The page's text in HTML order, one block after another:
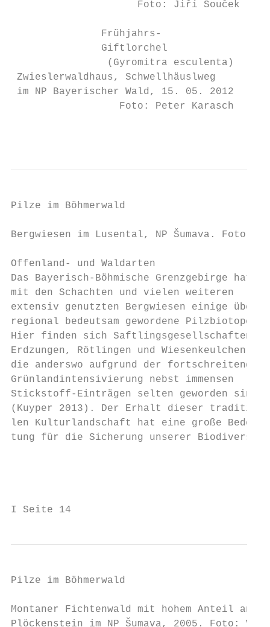
                     Foto: Jiří Souček
               Frühjahrs-
               Giftlorchel
                (Gyromitra esculenta)
Zwieslerwaldhaus, Schwellhäuslweg
im NP Bayerischer Wald, 15. 05. 2012
                  Foto: Peter Karasch
Pilze im Böhmerwald
Bergwiesen im Lusental, NP Šumava. Foto:
Offenland- und Waldarten
Das Bayerisch-Böhmische Grenzgebirge
mit den Schachten und vielen weiteren
extensiv genutzten Bergwiesen einige
regional bedeutsam gewordene
Hier finden sich Saftlingsgesellschaften
Erdzungen, Rötlingen und
die anderswo aufgrund der
Grünlandintensivierung nebst immensen
Stickstoff-Einträgen selten geworden
(Kuyper 2013). Der Erhalt dieser
len Kulturlandschaft hat eine große
tung für die Sicherung unserer
I Seite 14
Pilze im Böhmerwald
Montaner Fichtenwald mit hohem Anteil an
Plöckenstein im NP Šumava, 2005. Foto: